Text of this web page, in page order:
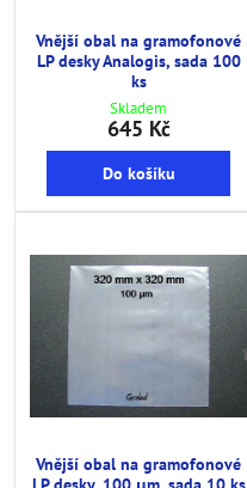
Vnější obal na gramofonové
LP desky Analogis, sada 100
ks
Skladem
645 Kč
Do košíku
Vnější obal na gramofonové